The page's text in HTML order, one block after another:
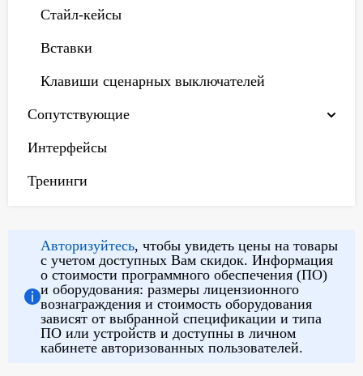
Стайл-кейсы
Вставки
Клавиши сценарных выключателей
Сопутствующие
Интерфейсы
Тренинги
Авторизуйтесь, чтобы увидеть цены на товары
с учетом доступных Вам скидок. Информация
о стоимости программного обеспечения (ПО)
и оборудования: размеры лицензионного
вознаграждения и стоимость оборудования
зависят от выбранной спецификации и типа
ПО или устройств и доступны в личном
кабинете авторизованных пользователей.